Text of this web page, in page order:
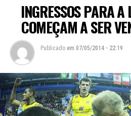
INGRESSOS PARA
COMEÇAM A SER
Publicado em 07/05/2014 - 22:19